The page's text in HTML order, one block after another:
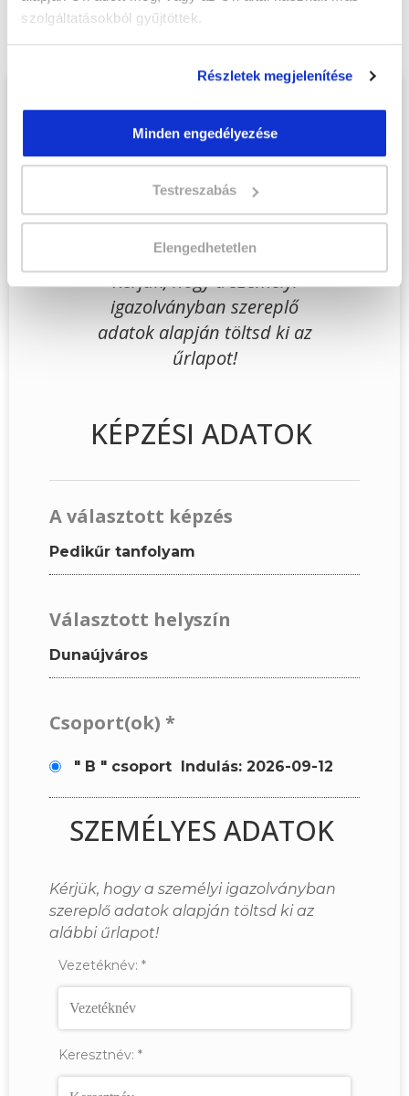
szolgáltatásokból gyűjtöttek.
Részletek megjelenítése
Minden engedélyezése
Testreszabás
Elengedhetetlen
Dunaújvárostanfolyamunkat és váltsd
valóra az álmaidat!
Töltsd ki adatlapunkat,
hogy eljuttathassuk Hozzád
INGYENES és MINDEN
KÖTELEZETTSÉGTŐL
MENTES tájékoztató
anyagunkat!
Kérjük, hogy a személyi
igazolványban szereplő
adatok alapján töltsd ki az
űrlapot!
KÉPZÉSI ADATOK
A választott képzés
Pedikűr tanfolyam
Választott helyszín
Dunaújváros
Csoport(ok) *
" B " csoport Indulás: 2026-09-12
SZEMÉLYES ADATOK
Kérjük, hogy a személyi igazolványban
szereplő adatok alapján töltsd ki az
alábbi űrlapot!
Vezetéknév: *
Keresztnév: *